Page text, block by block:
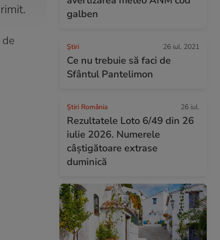
galben
Ştiri 26 iul. 2021
Ce nu trebuie să faci de
Sfântul Pantelimon
Știri România 26 iul.
Rezultatele Loto 6/49 din 26
iulie 2026. Numerele
câștigătoare extrase
duminică